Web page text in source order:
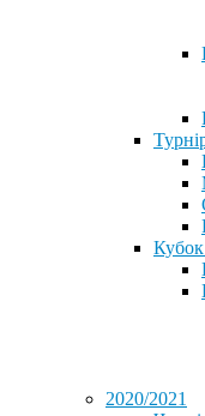
2020/2021